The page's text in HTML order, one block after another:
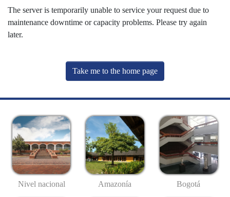
The server is temporarily unable to service your request due to
maintenance downtime or capacity problems. Please try again
later.
Take me to the home page
Nivel nacional Amazonía Bogotá